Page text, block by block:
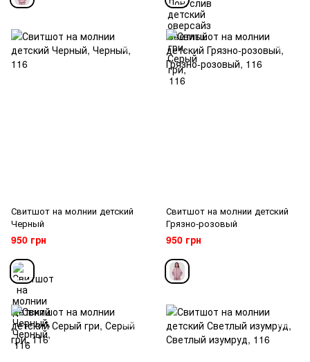
Свитшот на молнии детский
Черный
950 грн
Свитшот на молнии детский
Грязно-розовый
950 грн